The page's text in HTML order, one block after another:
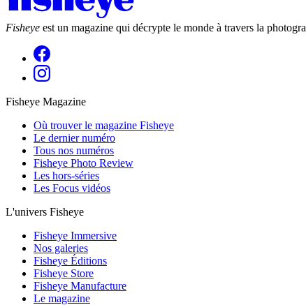
Fisheye est un magazine qui décrypte le monde à travers la
Fisheye Magazine
Où trouver le magazine Fisheye
Le dernier numéro
Tous nos numéros
Fisheye Photo Review
Les hors-séries
Les Focus vidéos
L'univers Fisheye
Fisheye Immersive
Nos galeries
Fisheye Éditions
Fisheye Store
Fisheye Manufacture
Le magazine